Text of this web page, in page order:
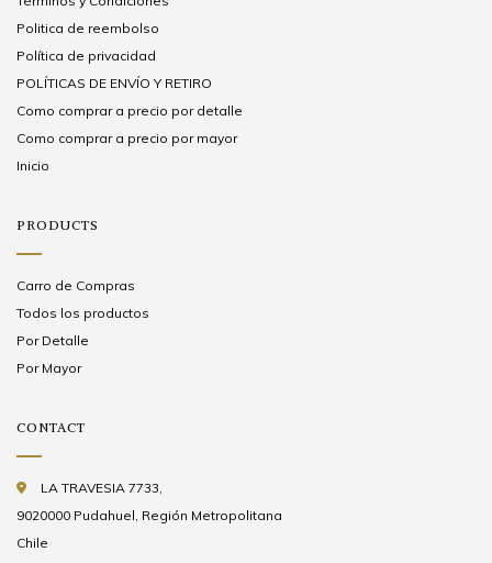
Politica de reembolso
Política de privacidad
POLÍTICAS DE ENVÍO Y RETIRO
Como comprar a precio por detalle
Como comprar a precio por mayor
Inicio
PRODUCTS
Carro de Compras
Todos los productos
Por Detalle
Por Mayor
CONTACT
LA TRAVESIA 7733,
9020000 Pudahuel, Región Metropolitana
Chile